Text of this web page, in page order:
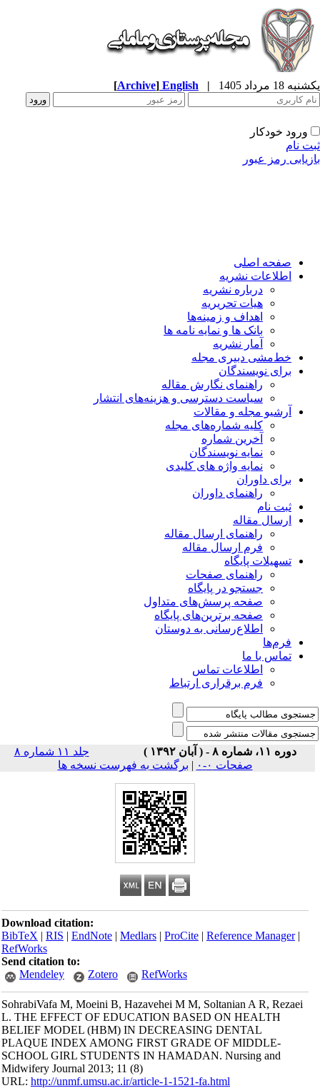
18 مرداد 1405 |
English
[Archive]
ورود خودکار
نام
رمز عبور
صفحه اصلی
اطلاعات نشریه
درباره نشریه
هیات تحریریه
اهداف و زمینه‌ها
بانک ها و نمایه نامه ها
آمار نشریه
خط‌مشی دبیری مجله
برای نویسندگان
راهنمای نگارش مقاله
سیاست دسترسی و هزینه‌های انتشار
آرشیو مجله و مقالات
کلیه شماره‌های مجله
آخرین شماره
نمایه نویسندگان
نمایه واژه های کلیدی
برای داوران
راهنمای داوران
ثبت نام
ارسال مقاله
راهنمای ارسال مقاله
فرم ارسال مقاله
تسهیلات پایگاه
راهنمای صفحات
جستجو در پایگاه
صفحه پرسش‌های متداول
صفحه برترین‌های پایگاه
اطلاع‌رسانی به دوستان
فرم‌ها
تماس با ما
اطلاعات تماس
فرم برقراری ارتباط
دوره ۱۱، شماره ۸ - ( آبان ۱۳۹۲ )
جلد ۱۱ شماره ۸
صفحات ۰-۰
| برگشت به فهرست نسخه ها
Download citation:
BibTeX|RIS|EndNote|Medlars|ProCite|Reference Manager
RefWorks
Send citation to:
Mendeley
Zotero RefWorks
SohrabiVafa M, Moeini B, Hazavehei M M, Soltanian A R, Rezaei
L. THE EFFECT‌ OF EDUCATION BASED ON HEALTH
BELIEF MODEL (HBM) IN DECREASING DENTAL
PLAQUE INDEX AMONG FIRST GRADE OF MIDDLE-
SCHOOL GIRL STUDENTS IN HAMADAN. Nursing and
Midwifery Journal 2013; 11 (8)
URL:http://unmf.umsu.ac.ir/article-1-1521-fa.html